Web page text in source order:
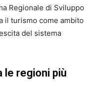
Regionale di Sviluppo
il turismo come ambito
del sistema
le regioni più